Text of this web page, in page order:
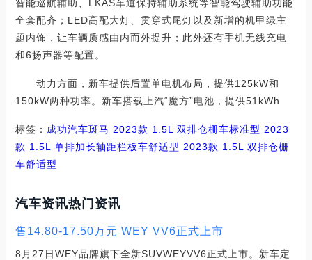
智能巡航辅助、LKAS车道保持辅助系统等智能驾驶辅助功能
全套配齐；LED高配大灯、贯穿式尾灯以及新增的机甲绿主
题内饰，让车辆质感由内而外提升；此外还有手机无线充电
和6扬声器等配置。
动力方面，新车提供后置单电机布局，提供125kW和
150kW两种功率。新车搭载上汽“魔方”电池，提供51kWh
标签： 成功汽车斑马 2023款 1.5L 双排仓栅车标准型 2023
款 1.5L 单排加长轴距栏板车舒适型 2023款 1.5L 双排仓栅
车舒适型
汽车资讯热门资讯
售14.80-17.50万元 WEY VV6正式上市
8月27日WEY品牌旗下全新SUVWEYVV6正式上市。新车定